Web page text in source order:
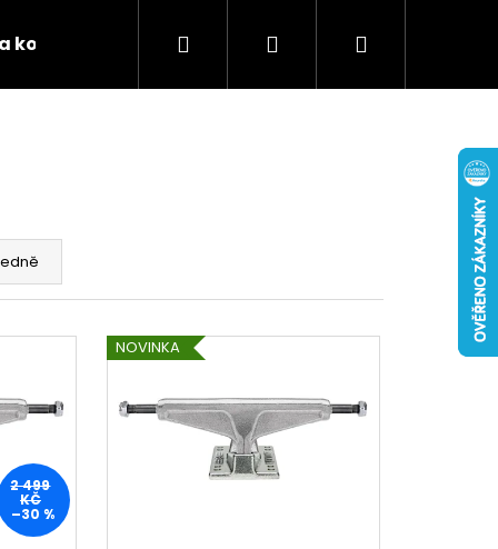
kontakty Podporujeme Tabulky velikostí
Hledat PřihlášeníNákupní
2 499
KČ
–30 %
NOVINKA